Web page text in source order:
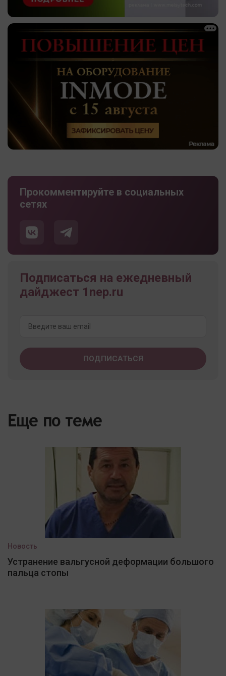
Прокомментируйте в социальных
сетях
Подписаться на ежедневный
дайджест 1nep.ru
Еще по теме
Новость
Устранение вальгусной деформации большого
пальца стопы